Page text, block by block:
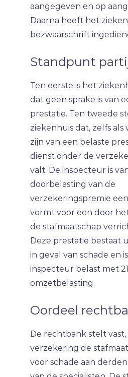
aangegeven en op
Daarna heeft het
bezwaarschrift
Standpunt
Ten eerste is het
dat geen sprake is van
prestatie. Ten tweede
ziekenhuis dat, zelfs als
zijn van een belaste
dienst onder de
valt. De inspecteur is
doorbelasting van de
verzekeringspremie
vormt voor een door
de stafmaatschap
Deze prestatie bestaat
in geval van schade en
inspecteur belast met
omzetbelasting.
Oordeel
De rechtbank stelt vast,
verzekering de
voor schade aan